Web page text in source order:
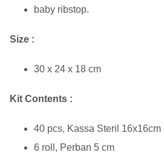
baby ribstop.
Size :
30 x 24 x 18 cm
Kit Contents :
40 pcs, Kassa Steril 16x16cm
6 roll, Perban 5 cm